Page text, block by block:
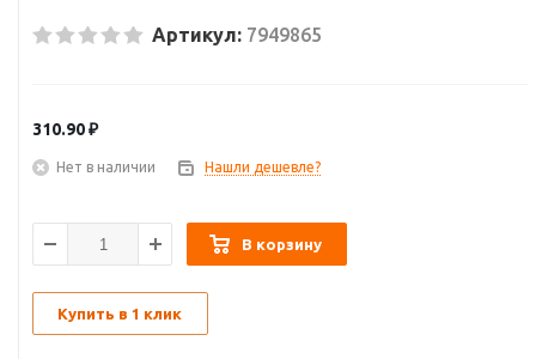
Артикул: 7949865
310.90₽
Нет в наличии Нашли дешевле?
В корзину
Купить в 1 клик